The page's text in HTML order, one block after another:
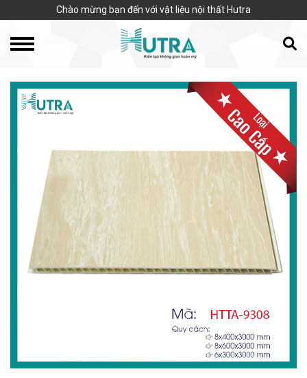
Chào mừng bạn đến với vật liệu nội thất Hutra